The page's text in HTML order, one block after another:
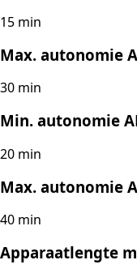
15 min
Max. autonomie
30 min
Min. autonomie
20 min
Max. autonomie
40 min
Apparaatlengte